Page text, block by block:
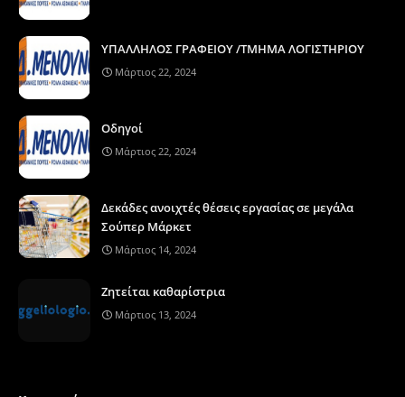
ΥΠΑΛΛΗΛΟΣ ΓΡΑΦΕΙΟΥ /ΤΜΗΜΑ ΛΟΓΙΣΤΗΡΙΟΥ
Μάρτιος 22, 2024
Οδηγοί
Μάρτιος 22, 2024
Δεκάδες ανοιχτές θέσεις εργασίας σε μεγάλα
Σούπερ Μάρκετ
Μάρτιος 14, 2024
Ζητείται καθαρίστρια
Μάρτιος 13, 2024